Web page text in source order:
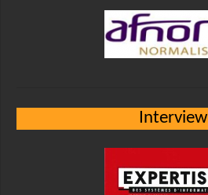
Interview